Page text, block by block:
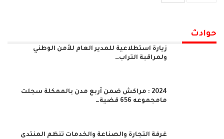
حوادث
زيارة استطلاعية للمدير العام للأمن الوطني
ولمراقبة التراب…
2024 : مراكش ضمن أربع مدن بالممكلة سجلت
مامجموعه 656 قضية…
غرفة التجارة والصناعة والخدمات تنظم المنتدى